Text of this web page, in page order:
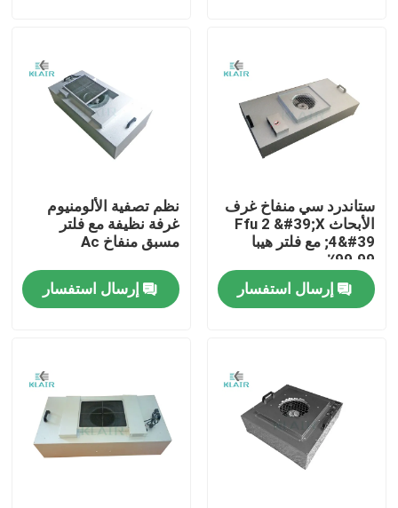
معلومات عنا
جولة في المعمل
مراقبة الجودة
اتصل بنا
مرشحات الهواء حقيبة
مرشحات الهواء HVAC
ستاندرد سي منفاخ غرف
الأبحاث Ffu 2 &#39;X
4&#39; مع فلتر هيبا
99.99٪
إرسال استفسار
نظم تصفية الألومنيوم
غرفة نظيفة مع فلتر
مسبق منفاخ Ac
إرسال استفسار